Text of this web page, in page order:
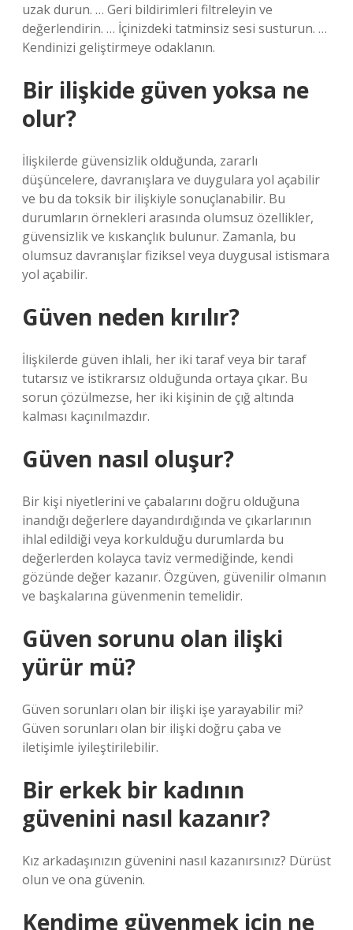
uzak durun. … Geri bildirimleri filtreleyin ve
değerlendirin. … İçinizdeki tatminsiz sesi susturun. …
Kendinizi geliştirmeye odaklanın.
Bir ilişkide güven yoksa ne
olur?
İlişkilerde güvensizlik olduğunda, zararlı
düşüncelere, davranışlara ve duygulara yol açabilir
ve bu da toksik bir ilişkiyle sonuçlanabilir. Bu
durumların örnekleri arasında olumsuz özellikler,
güvensizlik ve kıskançlık bulunur. Zamanla, bu
olumsuz davranışlar fiziksel veya duygusal istismara
yol açabilir.
Güven neden kırılır?
İlişkilerde güven ihlali, her iki taraf veya bir taraf
tutarsız ve istikrarsız olduğunda ortaya çıkar. Bu
sorun çözülmezse, her iki kişinin de çığ altında
kalması kaçınılmazdır.
Güven nasıl oluşur?
Bir kişi niyetlerini ve çabalarını doğru olduğuna
inandığı değerlere dayandırdığında ve çıkarlarının
ihlal edildiği veya korkulduğu durumlarda bu
değerlerden kolayca taviz vermediğinde, kendi
gözünde değer kazanır. Özgüven, güvenilir olmanın
ve başkalarına güvenmenin temelidir.
Güven sorunu olan ilişki
yürür mü?
Güven sorunları olan bir ilişki işe yarayabilir mi?
Güven sorunları olan bir ilişki doğru çaba ve
iletişimle iyileştirilebilir.
Bir erkek bir kadının
güvenini nasıl kazanır?
Kız arkadaşınızın güvenini nasıl kazanırsınız? Dürüst
olun ve ona güvenin.
Kendime güvenmek için ne